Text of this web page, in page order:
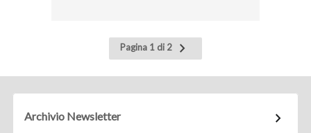
Pagina 1 di 2
Pagina
successiva
Archivio Newsletter